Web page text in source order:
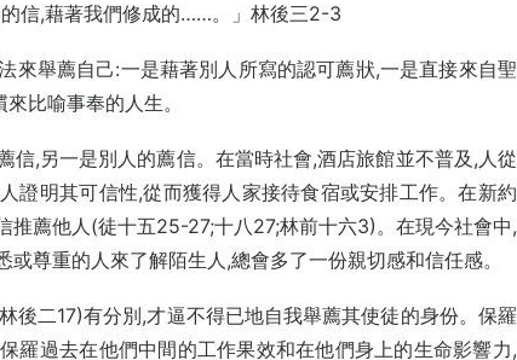
信,藉著我們修成的……。」林後三2-3
來舉薦自己:一是藉著別人所寫的認可薦狀,一是直接來自聖
比喻事奉的人生。
信,另一是別人的薦信。在當時社會,酒店旅館並不普及,人從
證明其可信性,從而獲得人家接待食宿或安排工作。在新約
推薦他人(徒十五25-27;十八27;林前十六3)。在現今社會中,
尊重的人來了解陌生人,總會多了一份親切感和信任感。
後二17)有分別,才逼不得已地自我舉薦其使徒的身份。保羅
羅過去在他們中間的工作果效和在他們身上的生命影響力,